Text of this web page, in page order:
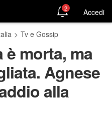
2 Accedi
> Tv e Gossip
è morta, ma
Agnese
alla